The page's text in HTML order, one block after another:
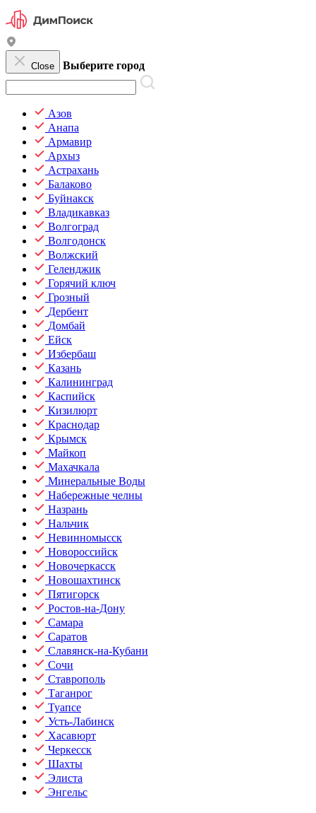
Close Выберите город
Азов
Анапа
Армавир
Архыз
Астрахань
Балаково
Буйнакск
Владикавказ
Волгоград
Волгодонск
Волжский
Геленджик
Горячий ключ
Грозный
Дербент
Домбай
Ейск
Избербаш
Казань
Калининград
Каспийск
Кизилюрт
Краснодар
Крымск
Майкоп
Махачкала
Минеральные Воды
Набережные челны
Назрань
Нальчик
Невинномысск
Новороссийск
Новочеркасск
Новошахтинск
Пятигорск
Ростов-на-Дону
Самара
Саратов
Славянск-на-Кубани
Сочи
Ставрополь
Таганрог
Туапсе
Усть-Лабинск
Хасавюрт
Черкесск
Шахты
Элиста
Энгельс